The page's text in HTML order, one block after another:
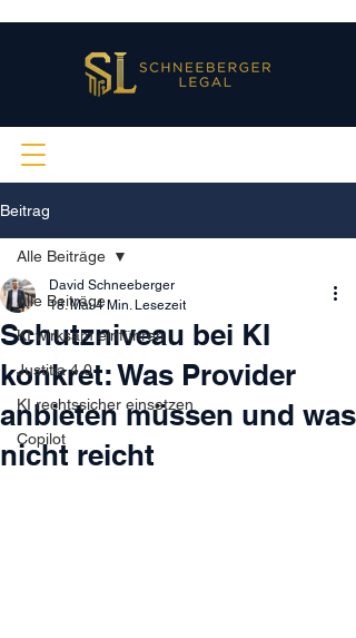
Beitrag
Alle Beiträge
KI wirksam einführen
Justitia 4.0
KI rechtssicher einsetzen
Copilot
Alle Beiträge
Schutzniveau bei KI
konkret: Was Provider
anbieten müssen und was
nicht reicht
David Schneeberger
18. Mai 4 Min. Lesezeit